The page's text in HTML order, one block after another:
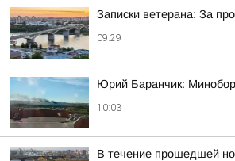
Записки ветерана: За
09:29
Юрий Баранчик:
10:03
В течение прошедшей